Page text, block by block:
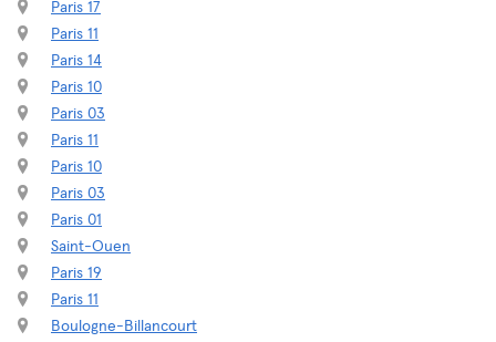
Paris 17
Paris 11
Paris 14
Paris 10
Paris 03
Paris 11
Paris 10
Paris 03
Paris 01
Saint-Ouen
Paris 19
Paris 11
Boulogne-Billancourt